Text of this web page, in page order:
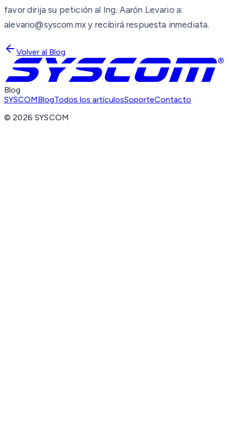
favor dirija su petición al Ing. Aarón Levario a:
alevario@syscom.mx y recibirá respuesta inmediata.
Volver al Blog
Blog
SYSCOMBlogTodos los artículosSoporteContacto
©2026 SYSCOM